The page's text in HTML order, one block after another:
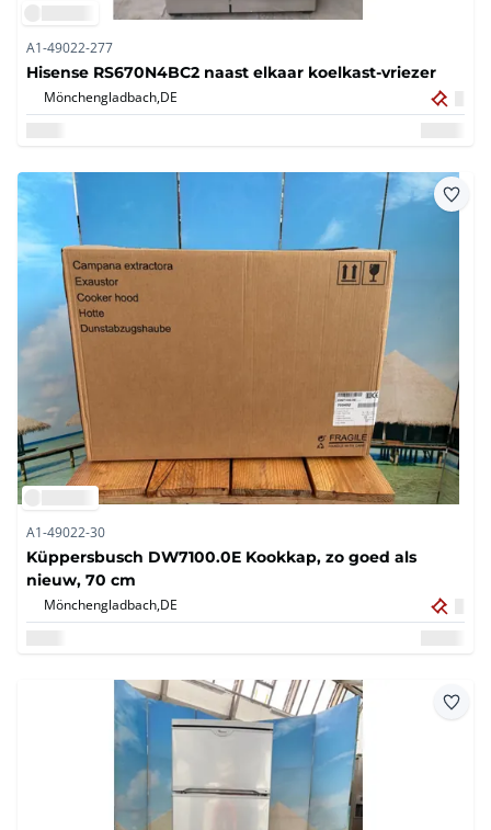
A1-49022-277
Hisense RS670N4BC2 naast elkaar koelkast-vriezer
Mönchengladbach,DE
A1-49022-30
Küppersbusch DW7100.0E Kookkap, zo goed als
nieuw, 70 cm
Mönchengladbach,DE